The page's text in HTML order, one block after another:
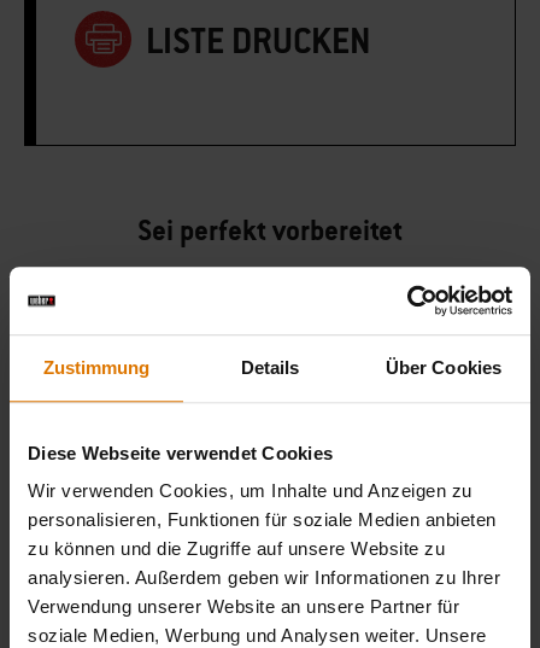
Zustimmung Details Über Cookies
Diese Webseite verwendet Cookies
Wir verwenden Cookies, um Inhalte und Anzeigen zu
personalisieren, Funktionen für soziale Medien anbieten
zu können und die Zugriffe auf unsere Website zu
analysieren. Außerdem geben wir Informationen zu Ihrer
Verwendung unserer Website an unsere Partner für
soziale Medien, Werbung und Analysen weiter. Unsere
LISTE DRUCKEN
Sei perfekt vorbereitet
Empfohlenes Zubehör
Bar-B-Kettle
Holzkohlegrill
Ø 47 cm
Details
ansehen